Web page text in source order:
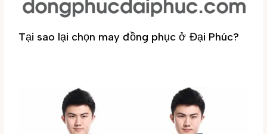
Tại sao lại chọn may đồng phục ở Đại Phúc?